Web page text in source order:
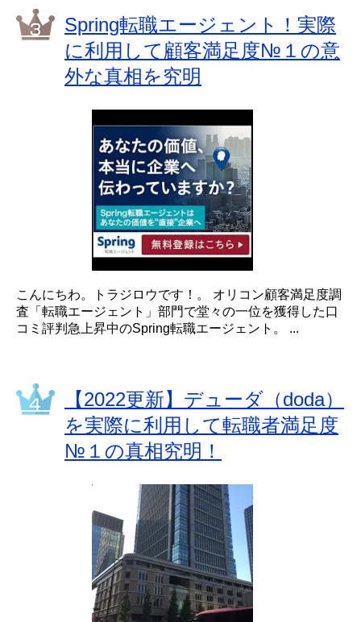
Spring転職エージェント！実際
に利用して顧客満足度№１の意
外な真相を究明
こんにちわ。トラジロウです！。 オリコン顧客満足度調
査「転職エージェント」部門で堂々の一位を獲得した口
コミ評判急上昇中のSpring転職エージェント。 ...
【2022更新】デューダ（doda）
を実際に利用して転職者満足度
№１の真相究明！